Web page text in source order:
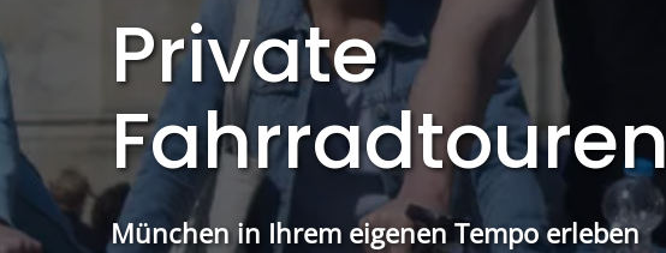
Private
Fahrradtouren
München in Ihrem eigenen Tempo erleben